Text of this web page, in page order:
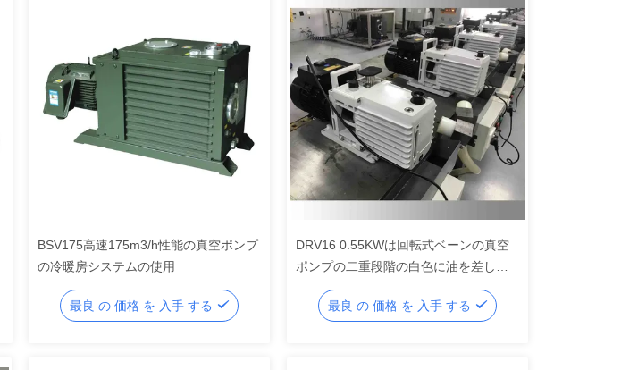
BSV175高速175m3/h性能の真空ポンプ
の冷暖房システムの使用
最良 の 価格 を 入手 する
DRV16 0.55KWは回転式ベーンの真空
ポンプの二重段階の白色に油を差しま
最良 の 価格 を 入手 する